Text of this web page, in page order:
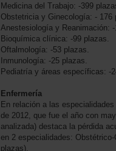
Medicina del Trabajo: -399
Obstetricia y Ginecología: - 176
Anestesiología y Reanimación: -
Bioquímica clínica: -99 plazas.
Oftalmología: -53 plazas.
Inmunología: -25 plazas.
Pediatría y áreas específicas: -
Enfermería
En relación a las
de 2012, que fue el año con
analizada) destaca la pérdida
en 2 especialidades:
plazas).